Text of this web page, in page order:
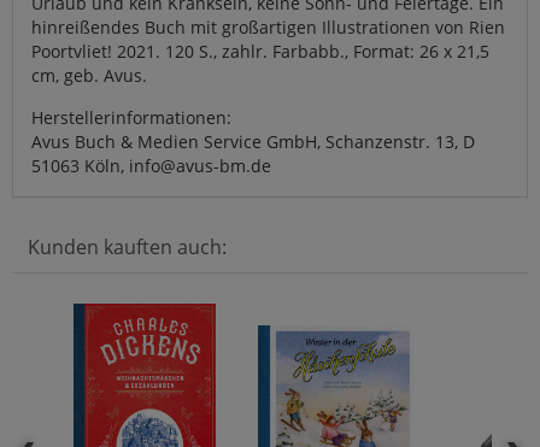
hinreißendes Buch mit großartigen Illustrationen von Rien
Poortvliet! 2021. 120 S., zahlr. Farbabb., Format: 26 x 21,5
cm, geb. Avus.
Herstellerinformationen:
Avus Buch & Medien Service GmbH, Schanzenstr. 13, D
51063 Köln, info@avus-bm.de
Kunden kauften auch: